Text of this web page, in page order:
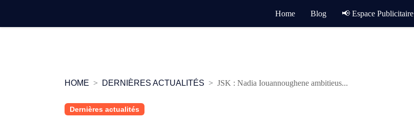
Home Blog 📢 Espace Publicitaire
HOME DERNIÈRES ACTUALITÉS JSK : Nadia Iouannoughene ambitieus...
Dernières actualités